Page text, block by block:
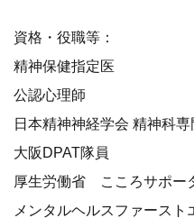
資格・役職等：
精神保健指定医
公認心理師
日本精神神経学会 精神科
大阪DPAT隊員
厚生労働省 こころサポ
メンタルヘルスファース